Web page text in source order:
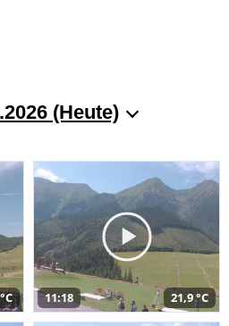
(Heute)
11:18 21,9 °C